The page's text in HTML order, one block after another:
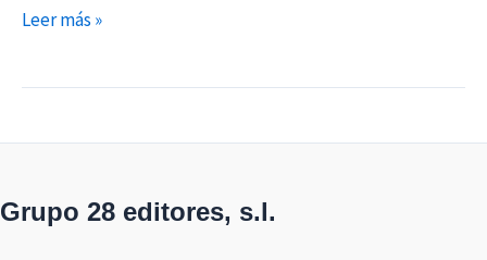
Leer más »
Grupo 28 editores, s.l.